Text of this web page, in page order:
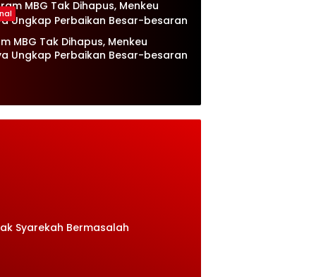
MBG Tak Dihapus, Menkeu
Ungkap Perbaikan Besar-besaran
Syarekah Bermasalah